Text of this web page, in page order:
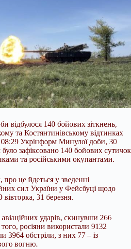
відбулося 140 бойових зіткнень,
та Костянтинівському відтинках
Укрінформ Минулої доби, 30
було зафіксовано 140 бойових сутичок
та російськими окупантами.
це йдеться у зведенні
сил України у Фейсбуці щодо
31 березня.
ударів, скинувши 266
росіяни використали 9132
3964 обстріли, з них 77 – із
вогню.